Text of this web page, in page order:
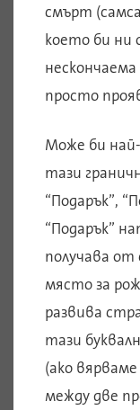
смърт
което би ни
просто
Може би
тази
“Подарък”,
“Подарък”
получава
място за
развива
тази
(ако
между две